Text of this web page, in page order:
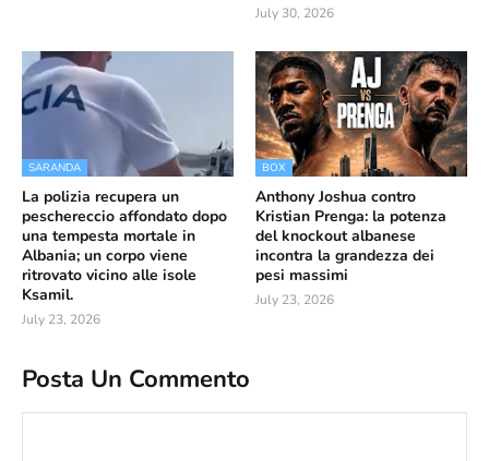
July 30, 2026
SARANDA
La polizia recupera un
peschereccio affondato dopo
una tempesta mortale in
Albania; un corpo viene
ritrovato vicino alle isole
Ksamil.
July 23, 2026
BOX
Anthony Joshua contro
Kristian Prenga: la potenza
del knockout albanese
incontra la grandezza dei
pesi massimi
July 23, 2026
Posta Un Commento